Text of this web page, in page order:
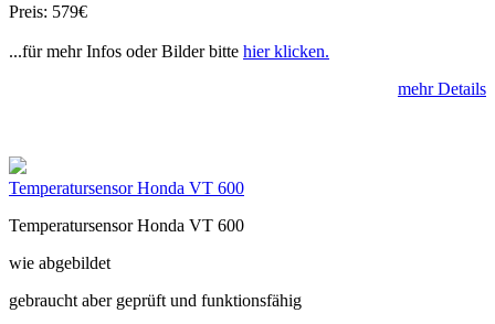
Preis: 579€
...für mehr Infos oder Bilder bitte hier klicken.
mehr Details
Temperatursensor Honda VT 600
Temperatursensor Honda VT 600
wie abgebildet
gebraucht aber geprüft und funktionsfähig